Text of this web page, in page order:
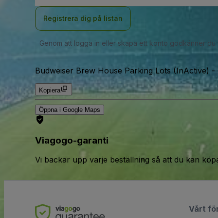
Registrera dig på listan
Genom att logga in eller skapa ett konto godkänner du
Budweiser Brew House Parking Lots (InActive) -
Kopiera
Öppna i Google Maps
Viagogo-garanti
Vi backar upp varje beställning så att du kan
Vårt